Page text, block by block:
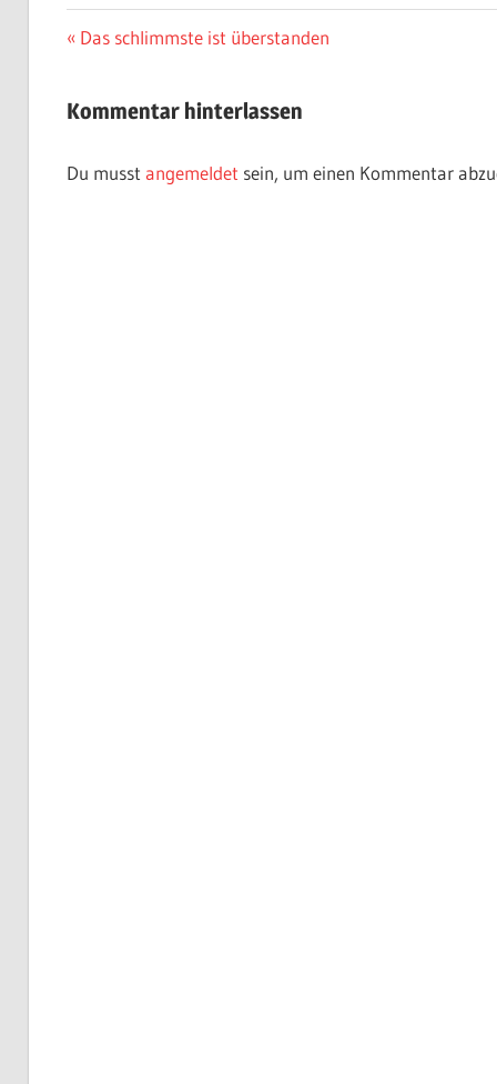
Beitragsnavigation
Vorheriger
Das schlimmste ist überstanden
Kommentar hinterlassen
Du musst angemeldet sein, um einen Kommentar